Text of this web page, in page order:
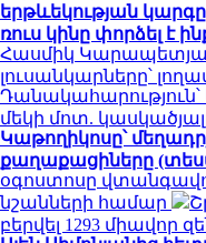
երթևեկության
ռուս կինը փորձել է
Հասմիկ
լուսանկարները՝
մեկի մոտ.
Կաթողիկոսը՝
քաղաքացիները
օգոստոսը
նշանների համար
բերվել 1293 միավոր